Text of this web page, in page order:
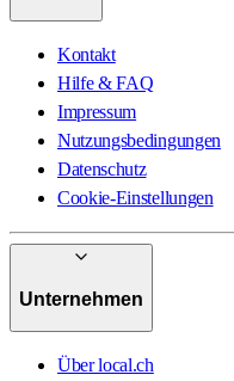
Kontakt
Hilfe & FAQ
Impressum
Nutzungsbedingungen
Datenschutz
Cookie-Einstellungen
Unternehmen
Über local.ch